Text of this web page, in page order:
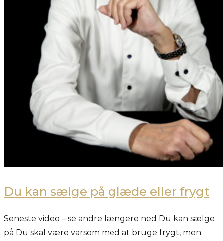
Du kan sælge på glæde eller frygt
Seneste video – se andre længere ned Du kan sælge
på Du skal være varsom med at bruge frygt, men